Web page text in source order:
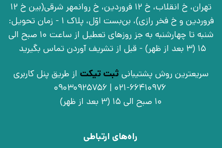
تهران، خ انقلاب، خ 12 فروردین، خ روانمهر شرقی(بین خ 12
فروردین و خ فخر رازی)، بن‌بست اوّل، پلاک 1 - زمان تحویل:
شنبه تا چهارشنبه به جز روزهای تعطیل از ساعت 10 صبح الی
15 (3 بعد از ظهر) - قبل از تشریف آوردن تماس بگیرید
سریعترین روش پشتیبانی ثبت تیکت از طریق پنل کاربری
021-66410976 | 09030925756
10 صبح الی 15 (3 بعد از ظهر)
راه‌های ارتباطی